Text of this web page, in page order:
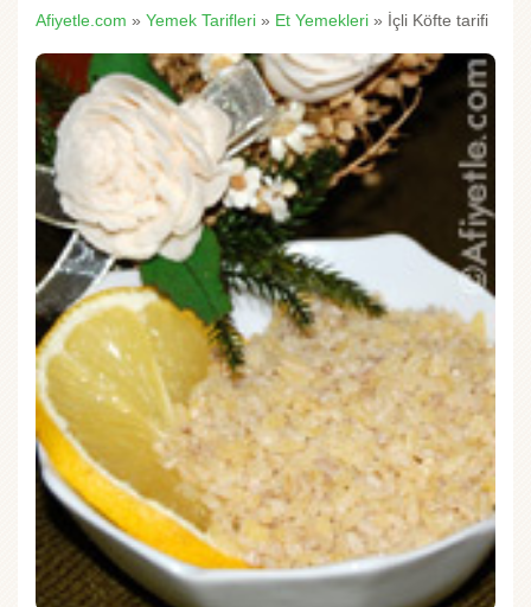
Afiyetle.com » Yemek Tarifleri » Et Yemekleri » İçli Köfte tarifi